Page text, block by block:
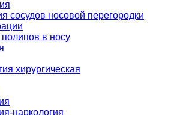
сосудов носовой перегородки
в носу
хирургическая
наркология